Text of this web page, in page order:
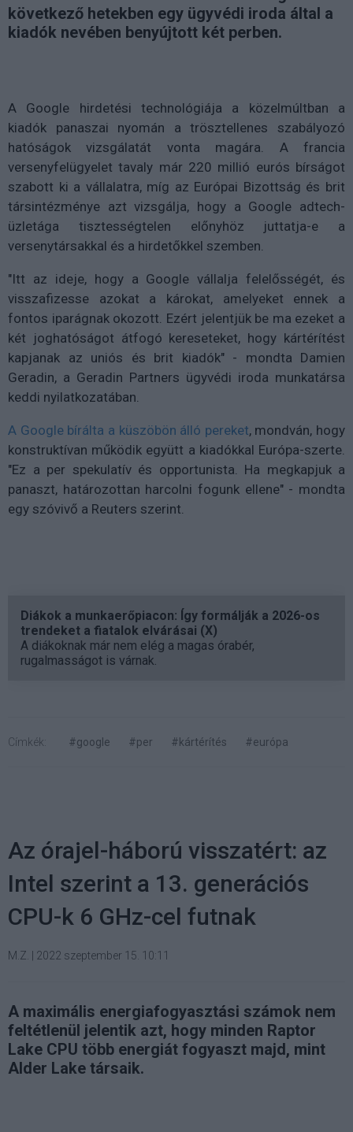
következő hetekben egy ügyvédi iroda által a
kiadók nevében benyújtott két perben.
A Google hirdetési technológiája a közelmúltban a
kiadók panaszai nyomán a trösztellenes szabályozó
hatóságok vizsgálatát vonta magára. A francia
versenyfelügyelet tavaly már 220 millió eurós bírságot
szabott ki a vállalatra, míg az Európai Bizottság és brit
társintézménye azt vizsgálja, hogy a Google adtech-
üzletága tisztességtelen előnyhöz juttatja-e a
versenytársakkal és a hirdetőkkel szemben.
"Itt az ideje, hogy a Google vállalja felelősségét, és
visszafizesse azokat a károkat, amelyeket ennek a
fontos iparágnak okozott. Ezért jelentjük be ma ezeket a
két joghatóságot átfogó kereseteket, hogy kártérítést
kapjanak az uniós és brit kiadók" - mondta Damien
Geradin, a Geradin Partners ügyvédi iroda munkatársa
keddi nyilatkozatában.
A Google bírálta a küszöbön álló pereket, mondván, hogy
konstruktívan működik együtt a kiadókkal Európa-szerte.
"Ez a per spekulatív és opportunista. Ha megkapjuk a
panaszt, határozottan harcolni fogunk ellene" - mondta
egy szóvivő a Reuters szerint.
Diákok a munkaerőpiacon: Így formálják a 2026-os
trendeket a fiatalok elvárásai (X)
A diákoknak már nem elég a magas órabér,
rugalmasságot is várnak.
Címkék: #google #per #kártérítés #európa
Az órajel-háború visszatért: az
Intel szerint a 13. generációs
CPU-k 6 GHz-cel futnak
M.Z. 2022 szeptember 15. 10:11
A maximális energiafogyasztási számok nem
feltétlenül jelentik azt, hogy minden Raptor
Lake CPU több energiát fogyaszt majd, mint
Alder Lake társaik.